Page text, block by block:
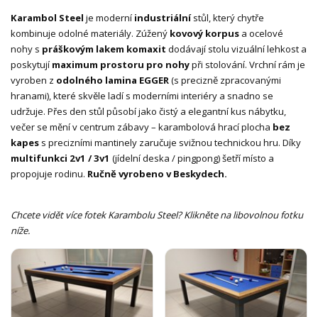
Karambol Steel je moderní industriálnístůl, který chytře
kombinuje odolné materiály. Zúžený kovový korpus a ocelové
nohy s práškovým lakem komaxit dodávají stolu vizuální lehkost a
poskytují maximum prostoru pro nohypři stolování. Vrchní rám je
vyroben z odolného lamina EGGER(s precizně zpracovanými
hranami), které skvěle ladí s moderními interiéry a snadno se
udržuje. Přes den stůl působí jako čistý a elegantní kus nábytku,
večer se mění v centrum zábavy – karambolová hrací plocha bez
kapes s precizními mantinely zaručuje svižnou technickou hru. Díky
multifunkci 2v1 / 3v1 (jídelní deska / pingpong) šetří místo a
propojuje rodinu. Ručně vyrobeno v Beskydech.
Chcete vidět více fotek Karambolu Steel? Klikněte na libovolnou fotku
níže.